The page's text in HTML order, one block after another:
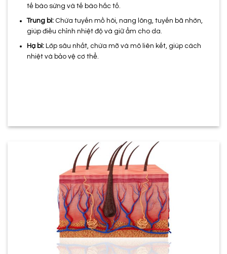
tế bào sừng và tế bào hắc tố.
Trung bì:Chứa tuyến mồ hôi, nang lông, tuyến bã nhờn,
giúp điều chỉnh nhiệt độ và giữ ẩm cho da.
Hạ bì:Lớp sâu nhất, chứa mỡ và mô liên kết, giúp cách
nhiệt và bảo vệ cơ thể.